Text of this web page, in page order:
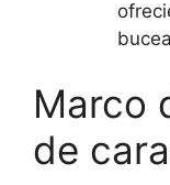
Marco
de